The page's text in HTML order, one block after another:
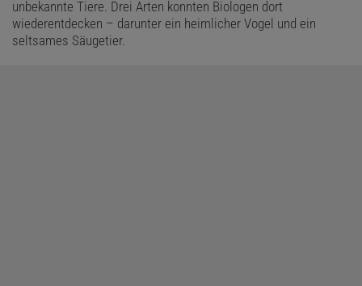
unbekannte Tiere. Drei Arten konnten Biologen dort
wiederentdecken – darunter ein heimlicher Vogel und ein
seltsames Säugetier.